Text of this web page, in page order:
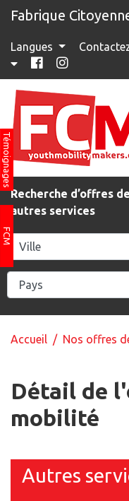
Fabrique
Langues
Témoignages
FCM
Recherche d’offres
autres services
Accueil / Nos offres
Détail de
mobilité
Autres